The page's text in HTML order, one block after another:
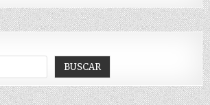
BUSCAR